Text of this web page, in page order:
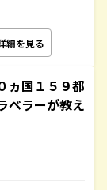
細を見る
ヵ国１５９都
ベラーが教え